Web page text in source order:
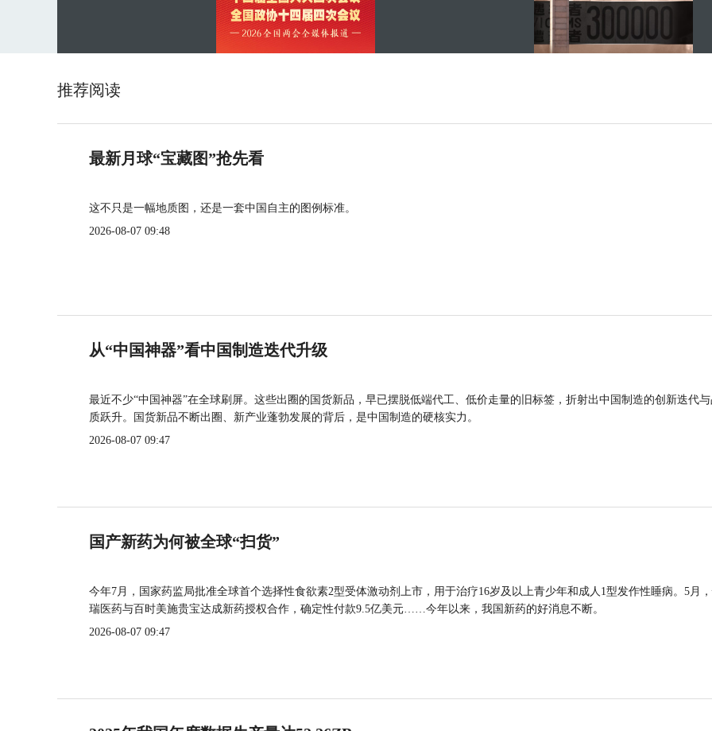
推荐阅读
最新月球“宝藏图”抢先看
这不只是一幅地质图，还是一套中国自主的图例标准。
2026-08-07 09:48
从“中国神器”看中国制造迭代升级
最近不少“中国神器”在全球刷屏。这些出圈的国货新品，早已摆脱低端代工、低价走量的旧标签，折射出中国制造的创新迭代
质跃升。国货新品不断出圈、新产业蓬勃发展的背后，是中国制造的硬核实力。
2026-08-07 09:47
国产新药为何被全球“扫货”
今年7月，国家药监局批准全球首个选择性食欲素2型受体激动剂上市，用于治疗16岁及以上青少年和成人1型发作性睡病。5月
瑞医药与百时美施贵宝达成新药授权合作，确定性付款9.5亿美元……今年以来，我国新药的好消息不断。
2026-08-07 09:47